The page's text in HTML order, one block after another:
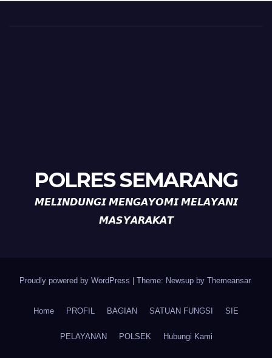
POLRES SEMARANG
𝙈𝙀𝙇𝙄𝙉𝘿𝙐𝙉𝙂𝙄 𝙈𝙀𝙉𝙂𝘼𝙔𝙊𝙈𝙄 𝙈𝙀𝙇𝘼𝙔𝘼𝙉𝙄
𝙈𝘼𝙎𝙔𝘼𝙍𝘼𝙆𝘼𝙏
Proudly powered by WordPress Theme: Newsup by Themeansar.
Home PROFIL BAGIAN SATUAN FUNGSI SIE
PELAYANAN POLSEK Hubungi Kami